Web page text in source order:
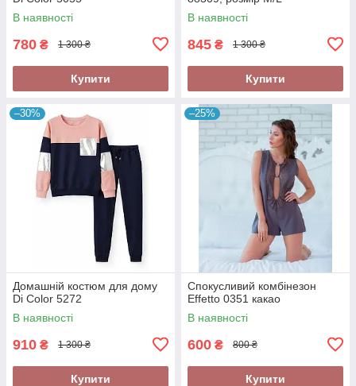
В наявності
780 ₴ 1 300 ₴
Купити
В наявності
845 ₴ 1 300 ₴
Купити
–30%
Домашній костюм для дому
Di Color 5272
В наявності
910 ₴ 1 300 ₴
Купити
–25%
Cпокусливий комбінезон
Effetto 0351 какао
В наявності
600 ₴ 800 ₴
Купити